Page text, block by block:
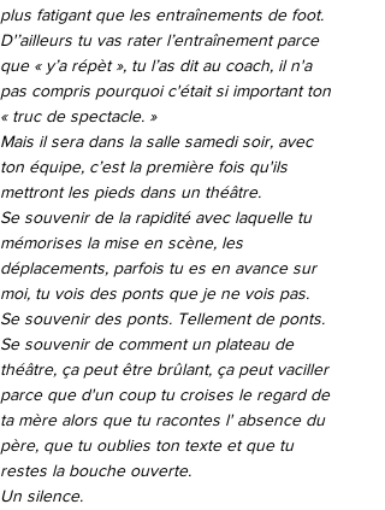
plus fatigant que les entraînements de foot.
D'’ailleurs tu vas rater l’entraînement parce
que « y’a répèt », tu l’as dit au coach, il n'a
pas compris pourquoi c'était si important ton
« truc de spectacle. »
Mais il sera dans la salle samedi soir, avec
ton équipe, c’est la première fois qu'ils
mettront les pieds dans un théâtre.
Se souvenir de la rapidité avec laquelle tu
mémorises la mise en scène, les
déplacements, parfois tu es en avance sur
moi, tu vois des ponts que je ne vois pas.
Se souvenir des ponts. Tellement de ponts.
Se souvenir de comment un plateau de
théâtre, ça peut être brûlant, ça peut vaciller
parce que d'un coup tu croises le regard de
ta mère alors que tu racontes l' absence du
père, que tu oublies ton texte et que tu
restes la bouche ouverte.
Un silence.